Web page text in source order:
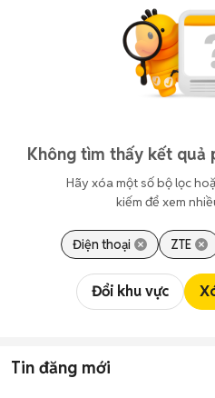
Không tìm thấy kết quả
Hãy xóa một số bộ lọc
kiếm để xem
Điện thoại ZTE
Đổi khu vực
Tin đăng mới